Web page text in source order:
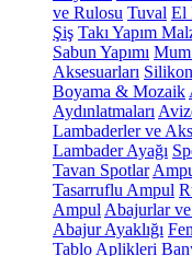
ve Rulosu Tuval El
Şiş Takı Yapım
Sabun Yapımı
Aksesuarları
Boyama & Mozaik
Aydınlatmaları
Lambaderler ve
Lambader Ayağı
Tavan Spotlar
Tasarruflu Ampul
Ampul Abajurlar ve
Abajur Ayaklığı
Tablo Aplikleri